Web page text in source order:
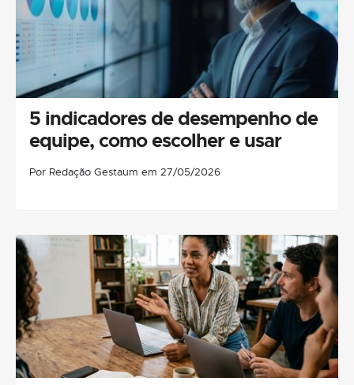
5 indicadores de desempenho de
equipe, como escolher e usar
Por Redação Gestaum em 27/05/2026